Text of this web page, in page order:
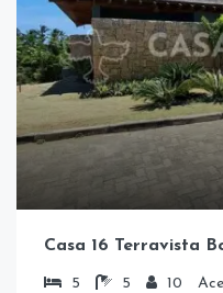
Casa 16 Terravista
5 5 10